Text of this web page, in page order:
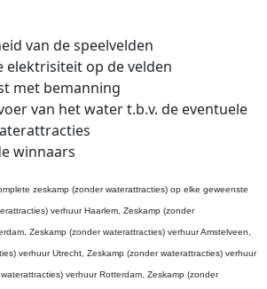
van de speelvelden
elektrisiteit op de velden
met bemanning
van het water t.b.v. de eventuele
winnaars
zeskamp (zonder waterattracties) op elke geweenste
verhuur Haarlem, Zeskamp (zonder
Zeskamp (zonder waterattracties) verhuur Amstelveen,
verhuur Utrecht, Zeskamp (zonder waterattracties) verhuur
verhuur Rotterdam, Zeskamp (zonder